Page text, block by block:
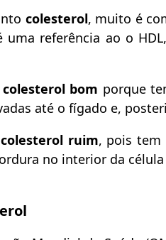
colesterol, muito é
uma referência ao o
colesterol bom porque
até o fígado e,
colesterol ruim, pois tem
no interior da